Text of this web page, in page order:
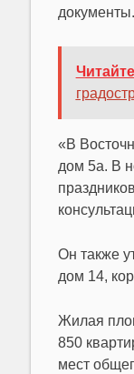
«В
дом 5а. В
Он также
дом 14,
Жилая
850
мест